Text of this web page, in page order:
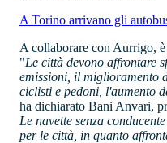
A Torino arrivano gli
A collaborare con Aurrigo,
"Le città devono affrontare
emissioni, il miglioramento
ciclisti e pedoni, l'aumento
ha dichiarato Bani Anvari,
Le navette senza
per le città, in quanto